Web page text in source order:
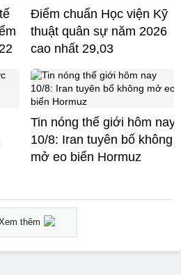
Điểm chuẩn Học viện Kỹ
thuật quân sự năm 2026
cao nhất 29,03
Tin nóng thế giới hôm nay
10/8: Iran tuyên bố không
mở eo biển Hormuz
thêm